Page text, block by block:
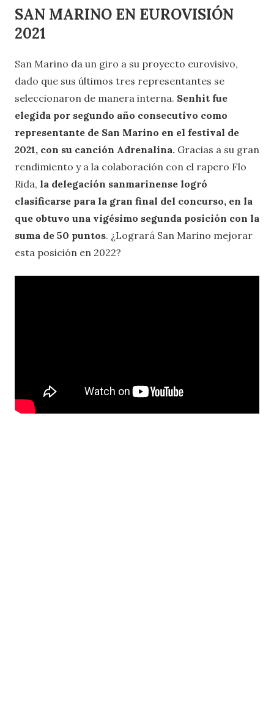
SAN MARINO EN EUROVISIÓN
2021
San Marino da un giro a su proyecto eurovisivo,
dado que sus últimos tres representantes se
seleccionaron de manera interna. Senhit fue
elegida por segundo año consecutivo como
representante de San Marino en el festival de
2021, con su canción Adrenalina. Gracias a su gran
rendimiento y a la colaboración con el rapero Flo
Rida, la delegación sanmarinense logró
clasificarse para la gran final del concurso, en la
que obtuvo una vigésimo segunda posición con la
suma de 50 puntos. ¿Logrará San Marino mejorar
esta posición en 2022?